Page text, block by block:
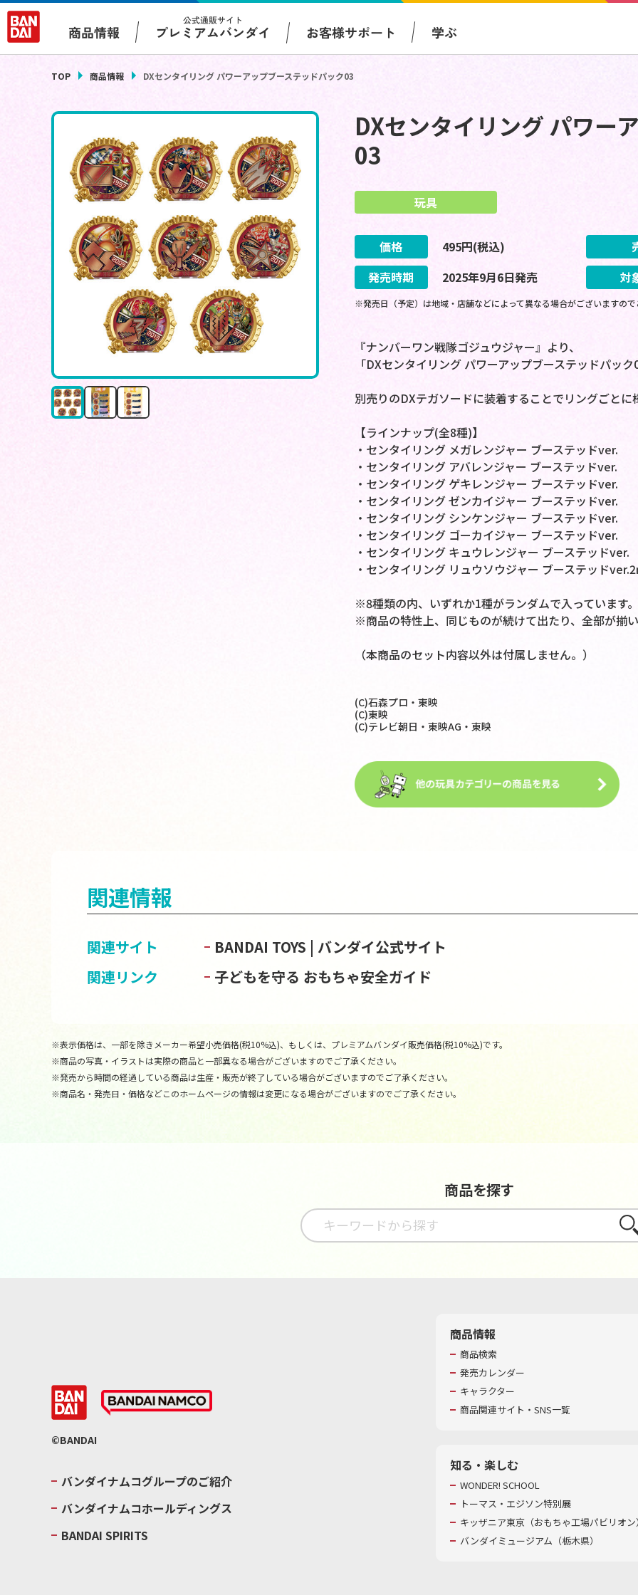
商品情報
公式通販サイト
プレミアムバンダイ お客様サポート 学ぶ
TOP 商品情報 DXセンタイリング パワーアップブーステッドパック03
DXセンタイリング パワー
03
玩具
価格 495円(税込)
発売時期
2025年9月6日発売 対
※発売日（予定）は地域・店舗などによって異なる場合がございますの
『ナンバーワン戦隊ゴジュウジャー』より、
「DXセンタイリング パワーアップブーステッドパッ
別売りのDXテガソードに装着することでリングごと
【ラインナップ(全8種)】
・センタイリング メガレンジャー ブーステッドver.
・センタイリング アバレンジャー ブーステッドver.
・センタイリング ゲキレンジャー ブーステッドver.
・センタイリング ゼンカイジャー ブーステッドver.
・センタイリング シンケンジャー ブーステッドver.
・センタイリング ゴーカイジャー ブーステッドver.
・センタイリング キュウレンジャー ブーステッドver.
・センタイリング リュウソウジャー ブーステッド
※8種類の内、いずれか1種がランダムで入っています。
※商品の特性上、同じものが続けて出たり、全部が揃
（本商品のセット内容以外は付属しません。）
(C)石森プロ・東映
(C)東映
(C)テレビ朝日・東映AG・東映
関連情報
関連サイト
BANDAI TOYS | バンダイ公式サイト
関連リンク
子どもを守る おもちゃ安全ガイド
※表示価格は、一部を除きメーカー希望小売価格(税10%込)、もしくは、プレミアムバンダイ販売価格(税10%込)です。
※商品の写真・イラストは実際の商品と一部異なる場合がございますのでご了承ください。
※発売から時間の経過している商品は生産・販売が終了している場合がございますのでご了承ください。
※商品名・発売日・価格などこのホームページの情報は変更になる場合がございますのでご了承ください。
商品を探す
さが
©BANDAI
バンダイナムコグループのご紹介
バンダイナムコホールディングス
BANDAI SPIRITS
商品情報
商品検索
発売カレンダー
キャラクター
商品関連サイト・SNS一覧
知る・楽しむ
WONDER! SCHOOL
トーマス・エジソン特別展
キッザニア東京（おもちゃ工場パビリオ
バンダイミュージアム（栃木県）